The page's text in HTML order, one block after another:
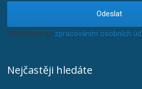
Odeslat
Souhlasím se zpracováním osobních
Nejčastěji hledáte